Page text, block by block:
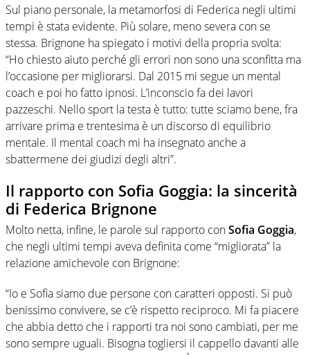
Sul piano personale, la metamorfosi di Federica negli ultimi
tempi è stata evidente. Più solare, meno severa con se
stessa. Brignone ha spiegato i motivi della propria svolta:
“Ho chiesto aiuto perché gli errori non sono una sconfitta ma
l’occasione per migliorarsi. Dal 2015 mi segue un mental
coach e poi ho fatto ipnosi. L’inconscio fa dei lavori
pazzeschi. Nello sport la testa è tutto: tutte sciamo bene, fra
arrivare prima e trentesima è un discorso di equilibrio
mentale. Il mental coach mi ha insegnato anche a
sbattermene dei giudizi degli altri”.
Il rapporto con Sofia Goggia: la sincerità
di Federica Brignone
Molto netta, infine, le parole sul rapporto conSofia Goggia,
che negli ultimi tempi aveva definita come “migliorata” la
relazione amichevole con Brignone:
“Io e Sofia siamo due persone con caratteri opposti. Si può
benissimo convivere, se c’è rispetto reciproco. Mi fa piacere
che abbia detto che i rapporti tra noi sono cambiati, per me
sono sempre uguali. Bisogna togliersi il cappello davanti alle